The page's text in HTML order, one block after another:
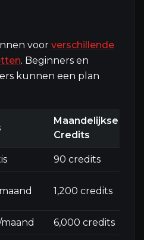
voor verschillende
. Beginners en
kunnen een plan
Maandelijkse
Credits
90 credits
1,200 credits
6,000 credits